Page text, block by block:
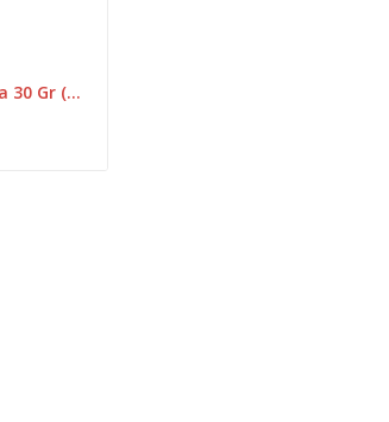
Vaselina Elbel Pura 30 Gr (goibi)